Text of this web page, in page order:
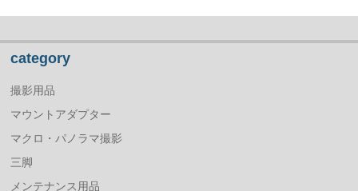
category
撮影用品
マウントアダプター
マクロ・パノラマ撮影
三脚
メンテナンス用品